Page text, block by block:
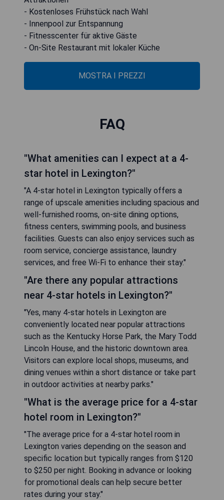
- Kostenloses Frühstück nach Wahl
- Innenpool zur Entspannung
- Fitnesscenter für aktive Gäste
- On-Site Restaurant mit lokaler Küche
MOSTRA I PREZZI
FAQ
"What amenities can I expect at a 4-
star hotel in Lexington?"
"A 4-star hotel in Lexington typically offers a
range of upscale amenities including spacious and
well-furnished rooms, on-site dining options,
fitness centers, swimming pools, and business
facilities. Guests can also enjoy services such as
room service, concierge assistance, laundry
services, and free Wi-Fi to enhance their stay."
"Are there any popular attractions
near 4-star hotels in Lexington?"
"Yes, many 4-star hotels in Lexington are
conveniently located near popular attractions
such as the Kentucky Horse Park, the Mary Todd
Lincoln House, and the historic downtown area.
Visitors can explore local shops, museums, and
dining venues within a short distance or take part
in outdoor activities at nearby parks."
"What is the average price for a 4-star
hotel room in Lexington?"
"The average price for a 4-star hotel room in
Lexington varies depending on the season and
specific location but typically ranges from $120
to $250 per night. Booking in advance or looking
for promotional deals can help secure better
rates during your stay."